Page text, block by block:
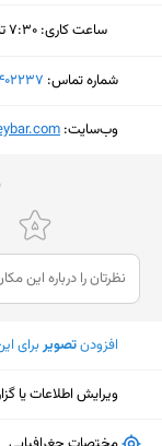
ساعت کاری: ۷:۳۰ تا ۲۱
یکشنبه (امروز)
پنجشنبه
جمعه
شنبه
شماره تماس:
وب‌سایت:
افزودنتصویربرای
ویرایش اطلاعات یا